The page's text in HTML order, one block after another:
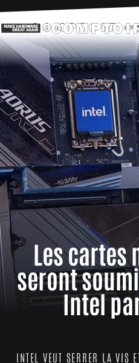
Les cartes
seront
Intel
INTEL VEUT SERRER LA VIS